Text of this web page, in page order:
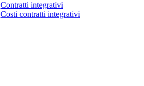
Contratti integrativi
Costi contratti integrativi